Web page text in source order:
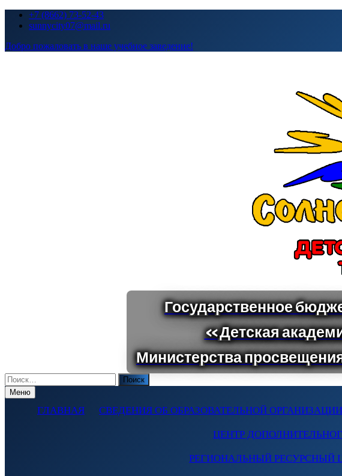
Перейти+7 (8662) 73-52-43
sunnycity07@mail.ru
Добро пожаловать в наше учебное заведение!
Поиск
по:Меню
ГЛАВНАЯ СВЕДЕНИЯ ОБ ОБРАЗОВАТЕЛЬНОЙ ОРГАНИЗАЦИИ
ЦЕНТР
РЕГИОНАЛЬНЫЙ РЕСУРСНЫЙ